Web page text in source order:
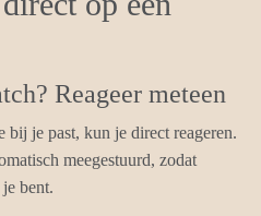
Reageer meteen
bij je past, kun je direct reageren.
meegestuurd, zodat
bent.